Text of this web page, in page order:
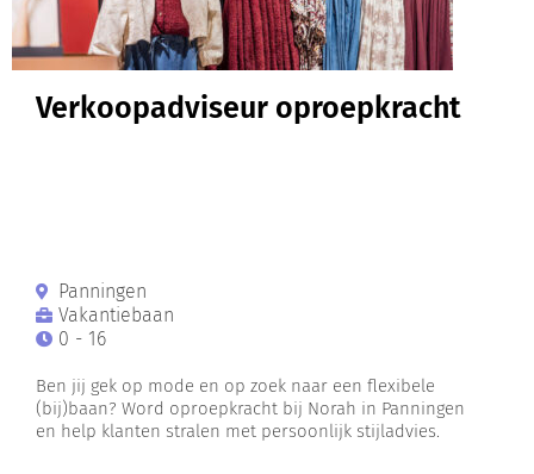
Verkoopadviseur oproepkracht
Panningen
Vakantiebaan
0 - 16
Ben jij gek op mode en op zoek naar een flexibele
(bij)baan? Word oproepkracht bij Norah in Panningen
en help klanten stralen met persoonlijk stijladvies.